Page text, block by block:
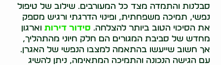
סבלנות והתמדה מצד כל המעורבים. שילוב של טיפול
נפשי, תמיכה משפחתית, ופינוי הדרגתי ורגיש מספק
את הסיכוי הטוב ביותר להצלחה. סידור דירות וארגון
מחדש של סביבת המגורים הם חלק חיוני מהתהליך,
אך חשוב שייעשו בהתאמה למצבו הנפשי של האגרן.
עם הגישה הנכונה והתמיכה המתאימה, ניתן להשיג